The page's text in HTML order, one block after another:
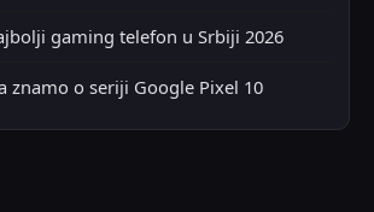
gaming telefon u Srbiji 2026
znamo o seriji Google Pixel 10